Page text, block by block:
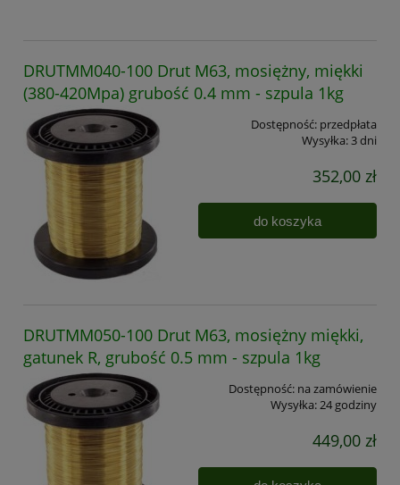
DRUTMM040-100 Drut M63, mosiężny, miękki
(380-420Mpa) grubość 0.4 mm - szpula 1kg
Dostępność: przedpłata
Wysyłka:3 dni
352,00 zł
do koszyka
DRUTMM050-100 Drut M63, mosiężny miękki,
gatunek R, grubość 0.5 mm - szpula 1kg
Dostępność: na zamówienie
Wysyłka:24 godziny
449,00 zł